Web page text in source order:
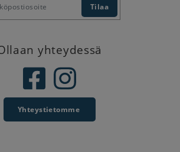
yhteydessä
Yhteystietomme